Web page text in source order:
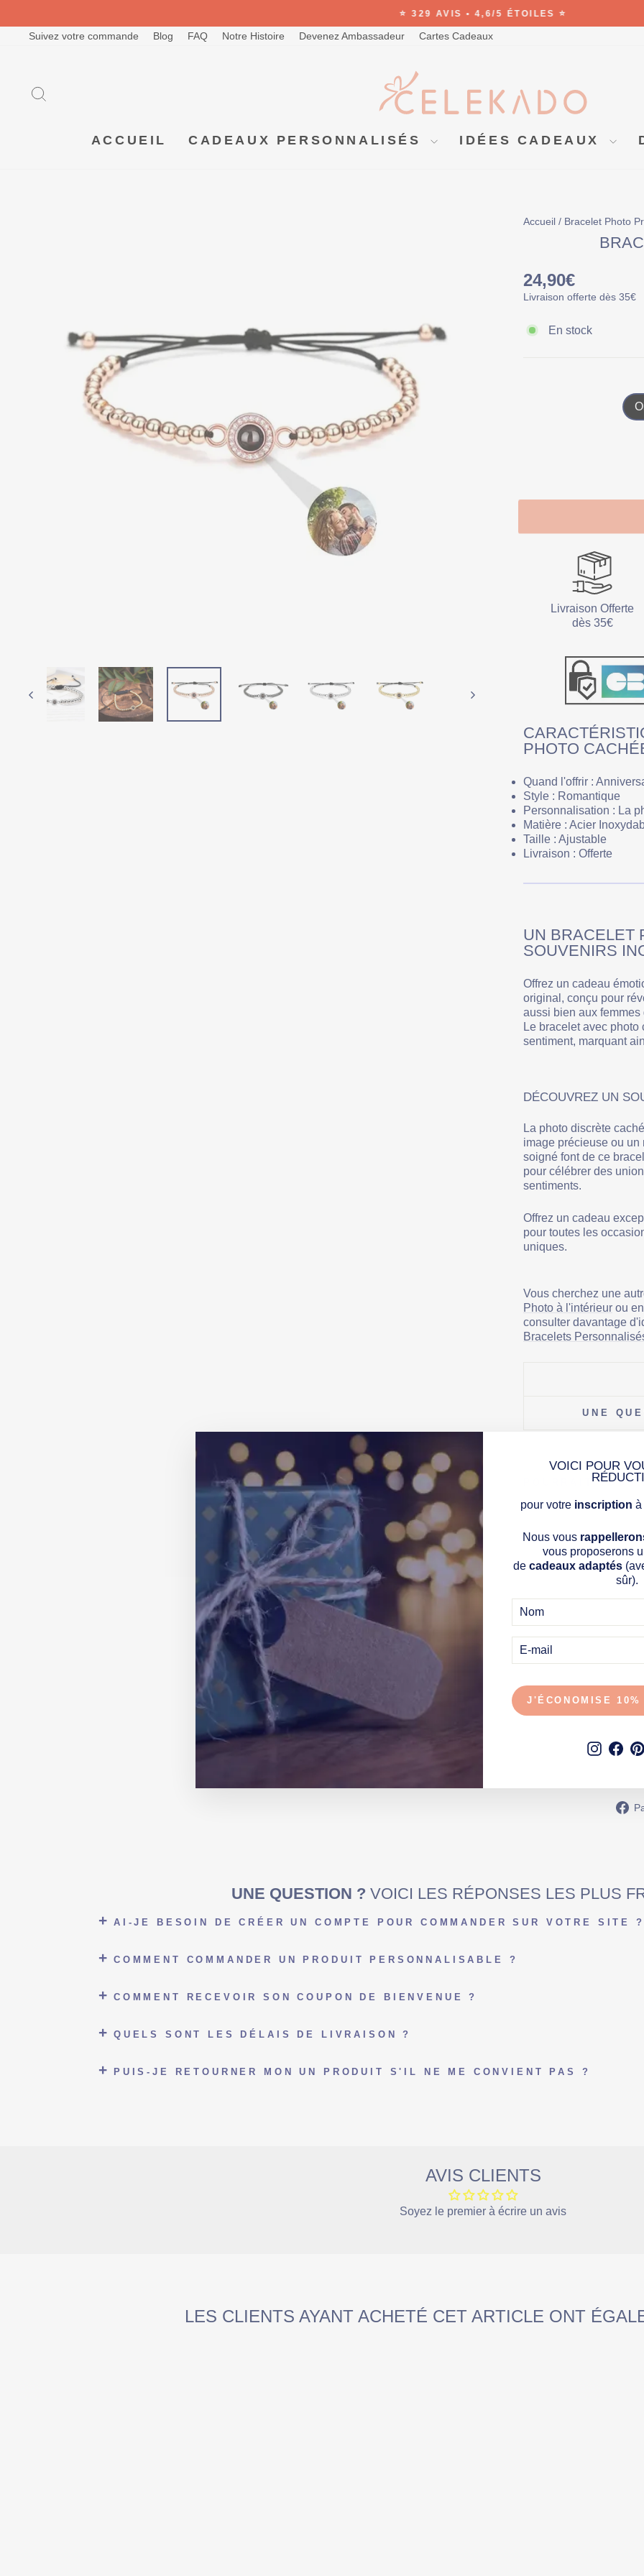
contenu
Diaporama
Pause
⭐ 329 AVIS • 4,6/5 ÉTOILES ⭐
Suivez votre commande Blog FAQ Notre Histoire Devenez Ambassadeur Cartes Cadeaux
ACCUEIL CADEAUX PERSONNALISÉS IDÉES CADEAUX
VOICI POUR
pour votre inscription à
Nous vous
vous proposerons
de cadeaux adaptés
sûr).
J'ÉCONOMISE 10%
Accueil / Bracelet Photo
Prix
régulier
24,90€
Livraison offerte dès 35€
En stock
Livraison Offerte
dès 35€
PHOTO
Quand l'offrir :
Style : Romantique
Personnalisation : La
Matière : Acier
Taille : Ajustable
Livraison : Offerte
UN BRACELET
SOUVENIRS
Offrez un cadeau
original, conçu pour
aussi bien aux
Le bracelet avec
sentiment, marquant
DÉCOUVREZ UN
La photo discrète
image précieuse ou
soigné font de ce
pour célébrer des
sentiments.
Offrez un cadeau
pour toutes les
uniques.
Vous cherchez une
Photo à l'intérieur ou
consulter davantage
Bracelets
UNE
POURRAIT VOUS
A
C
E
L
E
A
C
P
T
C
A
C
H
24,90€
UNE QUESTION ? VOICI LES RÉPONSES LES PLUS
AI-JE BESOIN DE CRÉER UN COMPTE POUR COMMANDER SUR VOTRE SITE ?
COMMENT COMMANDER UN PRODUIT PERSONNALISABLE ?
COMMENT RECEVOIR SON COUPON DE BIENVENUE ?
QUELS SONT LES DÉLAIS DE LIVRAISON ?
PUIS-JE RETOURNER MON UN PRODUIT S'IL NE ME CONVIENT PAS ?
AVIS CLIENTS
Soyez le premier à écrire un avis
LES CLIENTS AYANT ACHETÉ CET ARTICLE ONT